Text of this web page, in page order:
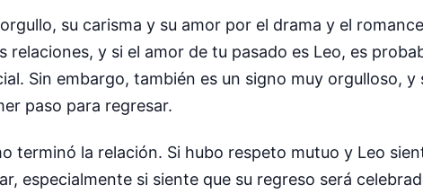
su carisma y su amor por el drama y el
y si el amor de tu pasado es Leo, es
Sin embargo, también es un signo muy orgulloso, y
paso para regresar.
terminó la relación. Si hubo respeto mutuo y Leo
especialmente si siente que su regreso será